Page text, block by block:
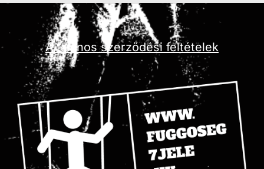
Általános szerződési feltételek